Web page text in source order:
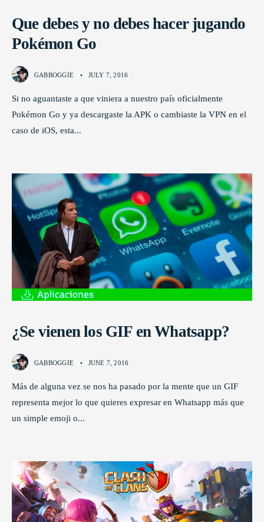
Que debes y no debes hacer jugando
Pokémon Go
GABBOGGIE • JULY 7, 2016
Si no aguantaste a que viniera a nuestro país oficialmente
Pokémon Go y ya descargaste la APK o cambiaste la VPN en el
caso de iOS, esta...
¿Se vienen los GIF en Whatsapp?
GABBOGGIE • JUNE 7, 2016
Más de alguna vez se nos ha pasado por la mente que un GIF
representa mejor lo que quieres expresar en Whatsapp más que
un simple emoji o...